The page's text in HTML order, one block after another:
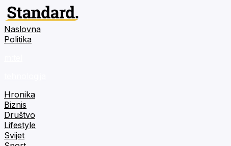
Naslovna
Politika
Hronika
Biznis
Društvo
Lifestyle
Svijet